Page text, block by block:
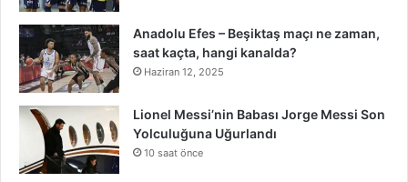
Anadolu Efes – Beşiktaş maçı ne zaman,
saat kaçta, hangi kanalda?
Haziran 12, 2025
Lionel Messi’nin Babası Jorge Messi Son
Yolculuğuna Uğurlandı
10 saat önce